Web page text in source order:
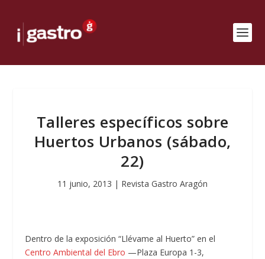
Talleres específicos sobre
Huertos Urbanos (sábado,
22)
11 junio, 2013 | Revista Gastro Aragón
Dentro de la exposición “Llévame al Huerto” en el
Centro Ambiental del Ebro —Plaza Europa 1-3,